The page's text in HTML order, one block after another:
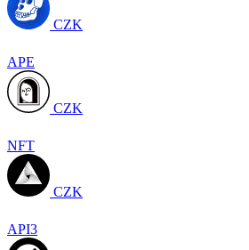
CZK
APE
CZK
NFT
CZK
API3